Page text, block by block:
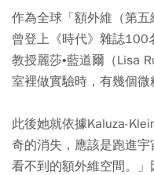
作為全球「額外維（第五
曾登上《時代》雜誌100
教授麗莎•藍道爾（Lisa
室裡做實驗時，有幾個微
此後她就依據Kaluza-
奇的消失，應該是跑進
看不到的額外維空間。